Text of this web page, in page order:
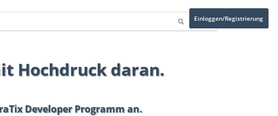
Einloggen/Registrierung
Hochdruck daran.
Developer Programman.